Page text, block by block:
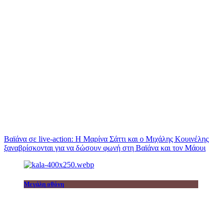
Βαϊάνα σε live-action: Η Μαρίνα Σάττι και ο Μιχάλης Κουινέλης
ξαναβρίσκονται για να δώσουν φωνή στη Βαϊάνα και τον Μάουι
Μεγάλη οθόνη